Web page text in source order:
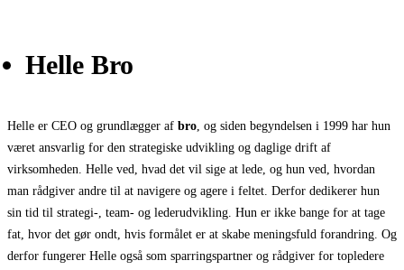
Helle Bro
Helle er CEO og grundlægger af bro, og siden begyndelsen i 1999 har hun
været ansvarlig for den strategiske udvikling og daglige drift af
virksomheden. Helle ved, hvad det vil sige at lede, og hun ved, hvordan
man rådgiver andre til at navigere og agere i feltet. Derfor dedikerer hun
sin tid til strategi-, team- og lederudvikling. Hun er ikke bange for at tage
fat, hvor det gør ondt, hvis formålet er at skabe meningsfuld forandring. Og
derfor fungerer Helle også som sparringspartner og rådgiver for topledere